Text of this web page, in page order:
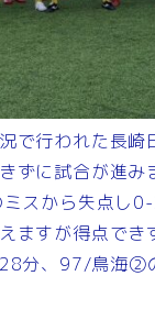
で行われた長
ずに試合が進み
スから失点し
ますが得点で
28分、97/鳥海